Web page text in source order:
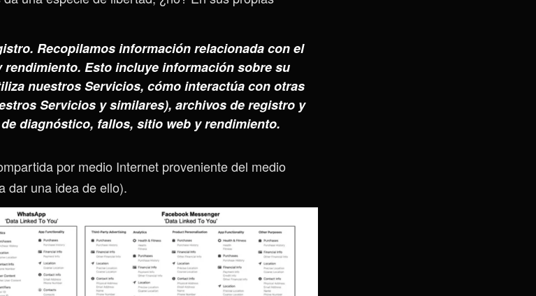
Recopilamos información relacionada con el
Esto incluye información sobre su
nuestros Servicios, cómo interactúa con otras
Servicios y similares), archivos de registro y
diagnóstico, fallos, sitio web y rendimiento.
por medio Internet proveniente del medio
dar una idea de ello).